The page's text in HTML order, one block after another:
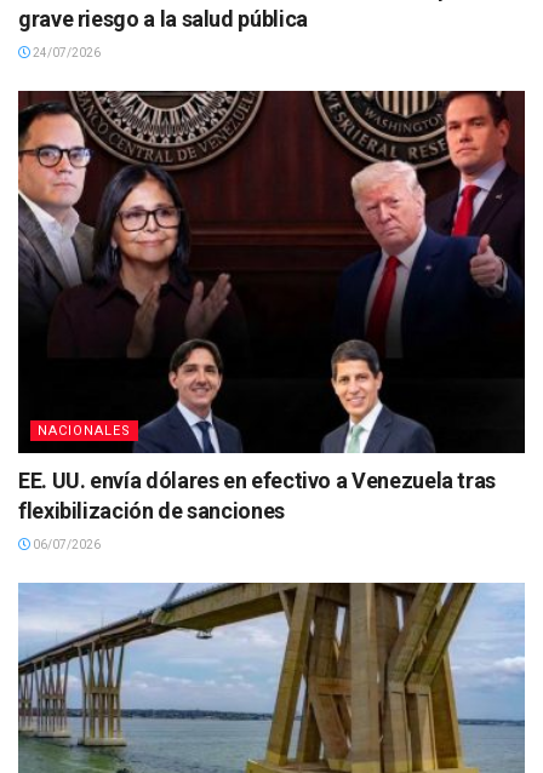
grave riesgo a la salud pública
24/07/2026
NACIONALES
EE. UU. envía dólares en efectivo a Venezuela tras
flexibilización de sanciones
06/07/2026